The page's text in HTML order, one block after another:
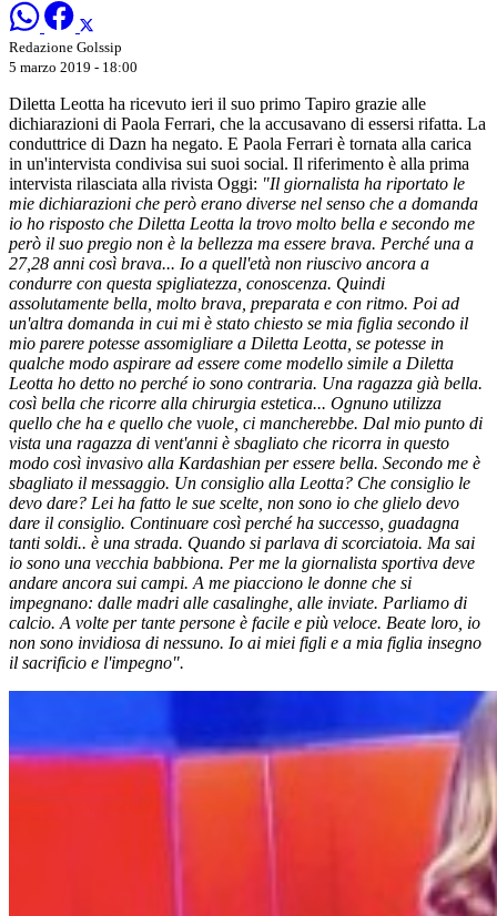
Redazione Golssip
5 marzo 2019 - 18:00
Diletta Leotta ha ricevuto ieri il suo primo Tapiro grazie alle
dichiarazioni di Paola Ferrari, che la accusavano di essersi rifatta. La
conduttrice di Dazn ha negato. E Paola Ferrari è tornata alla carica
in un'intervista condivisa sui suoi social. Il riferimento è alla prima
intervista rilasciata alla rivista Oggi: "Il giornalista ha riportato le
mie dichiarazioni che però erano diverse nel senso che a domanda
io ho risposto che Diletta Leotta la trovo molto bella e secondo me
però il suo pregio non è la bellezza ma essere brava. Perché una a
27,28 anni così brava... Io a quell'età non riuscivo ancora a
condurre con questa spigliatezza, conoscenza. Quindi
assolutamente bella, molto brava, preparata e con ritmo. Poi ad
un'altra domanda in cui mi è stato chiesto se mia figlia secondo il
mio parere potesse assomigliare a Diletta Leotta, se potesse in
qualche modo aspirare ad essere come modello simile a Diletta
Leotta ho detto no perché io sono contraria. Una ragazza già bella.
così bella che ricorre alla chirurgia estetica... Ognuno utilizza
quello che ha e quello che vuole, ci mancherebbe. Dal mio punto di
vista una ragazza di vent'anni è sbagliato che ricorra in questo
modo così invasivo alla Kardashian per essere bella. Secondo me è
sbagliato il messaggio. Un consiglio alla Leotta? Che consiglio le
devo dare? Lei ha fatto le sue scelte, non sono io che glielo devo
dare il consiglio. Continuare così perché ha successo, guadagna
tanti soldi.. è una strada. Quando si parlava di scorciatoia. Ma sai
io sono una vecchia babbiona. Per me la giornalista sportiva deve
andare ancora sui campi. A me piacciono le donne che si
impegnano: dalle madri alle casalinghe, alle inviate. Parliamo di
calcio. A volte per tante persone è facile e più veloce. Beate loro, io
non sono invidiosa di nessuno. Io ai miei figli e a mia figlia insegno
il sacrificio e l'impegno".